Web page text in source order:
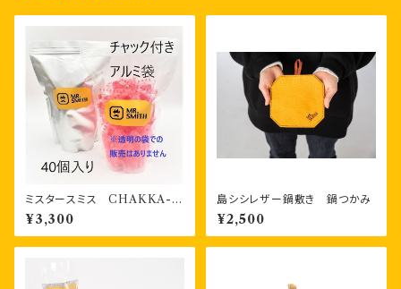
ミスタースミス CHAKKA-Z
AI 着火剤 パック燃料４０
個 チャック付き袋入り
¥3,300
島シシレザー鍋敷き 鍋つかみ
¥2,500